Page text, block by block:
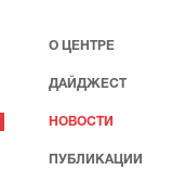
О ЦЕНТРЕ
ДАЙДЖЕСТ
НОВОСТИ
ПУБЛИКАЦИИ